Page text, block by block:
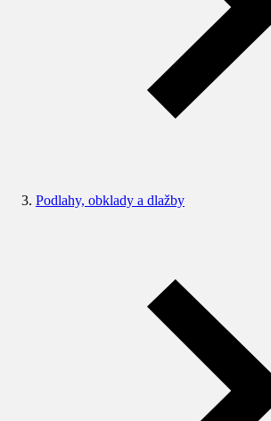
Podlahy, obklady a dlažby